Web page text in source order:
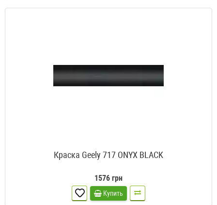
Краска Geely 717 ONYX BLACK
1576 грн
Купить